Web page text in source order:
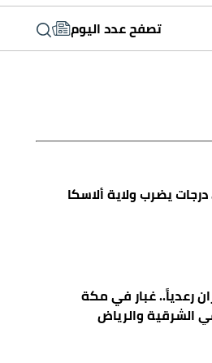
تصفح عدد اليوم
زلزال بقوة 5.5 درجات يضرب ولاية ألاسكا
رعدياً.. غبار في مكة
الشرقية والرياض